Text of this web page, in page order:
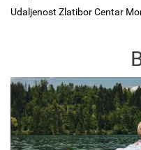
Udaljenost Zlatibor Centar